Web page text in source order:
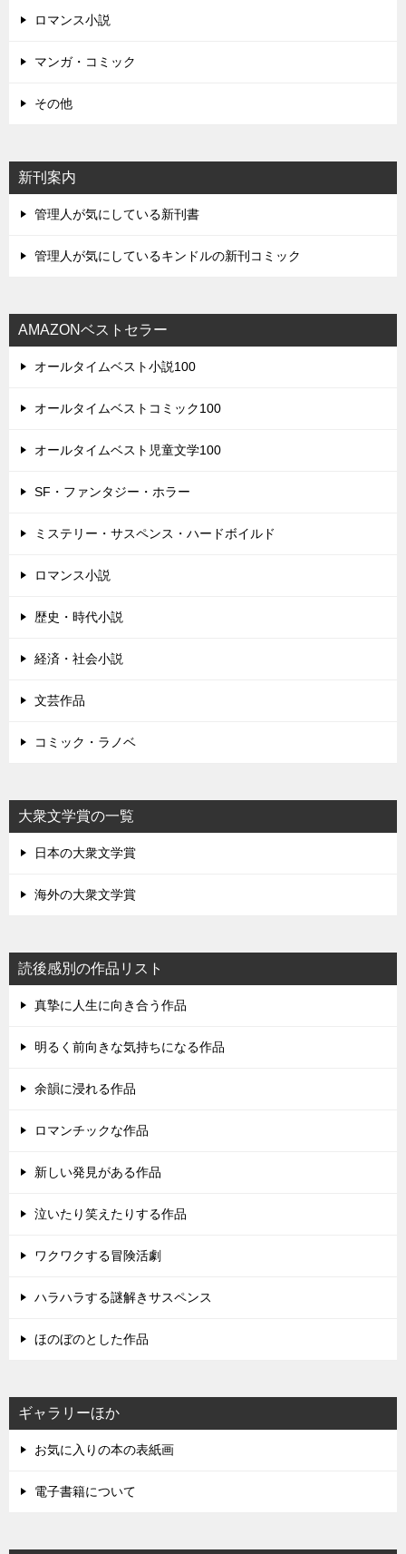
ロマンス小説
マンガ・コミック
その他
新刊案内
管理人が気にしている新刊書
管理人が気にしているキンドルの新刊コミック
AMAZONベストセラー
オールタイムベスト小説100
オールタイムベストコミック100
オールタイムベスト児童文学100
SF・ファンタジー・ホラー
ミステリー・サスペンス・ハードボイルド
ロマンス小説
歴史・時代小説
経済・社会小説
文芸作品
コミック・ラノベ
大衆文学賞の一覧
日本の大衆文学賞
海外の大衆文学賞
読後感別の作品リスト
真摯に人生に向き合う作品
明るく前向きな気持ちになる作品
余韻に浸れる作品
ロマンチックな作品
新しい発見がある作品
泣いたり笑えたりする作品
ワクワクする冒険活劇
ハラハラする謎解きサスペンス
ほのぼのとした作品
ギャラリーほか
お気に入りの本の表紙画
電子書籍について